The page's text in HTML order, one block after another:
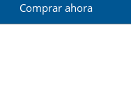
Comprar ahora